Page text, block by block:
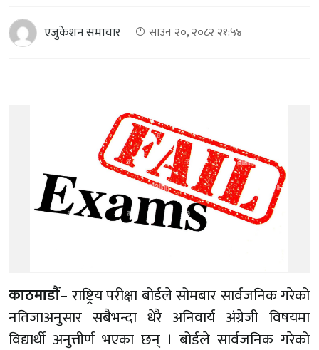
एजुकेशन समाचार साउन २०, २०८२ २१:५४
काठमाडौं– राष्ट्रिय परीक्षा बोर्डले सोमबार सार्वजनिक गरेको
नतिजाअनुसार सबैभन्दा धेरै अनिवार्य अंग्रेजी विषयमा
विद्यार्थी अनुत्तीर्ण भएका छन् । बोर्डले सार्वजनिक गरेको